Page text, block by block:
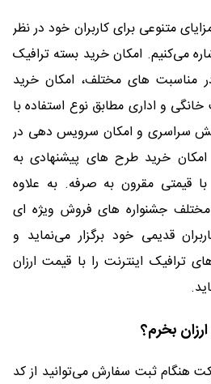
متنوعی برای کاربران خود در نظر
می‌کنیم. امکان خرید بسته ترافیک
مناسبت های مختلف، امکان خرید
و اداری مطابق نوع استفاده با
سراسری و امکان سرویس دهی در
امکان خرید طرح های پیشنهادی به
قیمتی مقرون به صرفه. به علاوه
جشنواره های فروش ویژه ای
قدیمی خود برگزار می‌نماید و
اینترنت را با قیمت ارزان
بخرم؟
هنگام ثبت سفارش می‌توانید از کد